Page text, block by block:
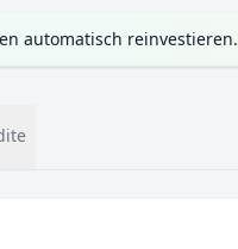
automatisch reinvestieren.